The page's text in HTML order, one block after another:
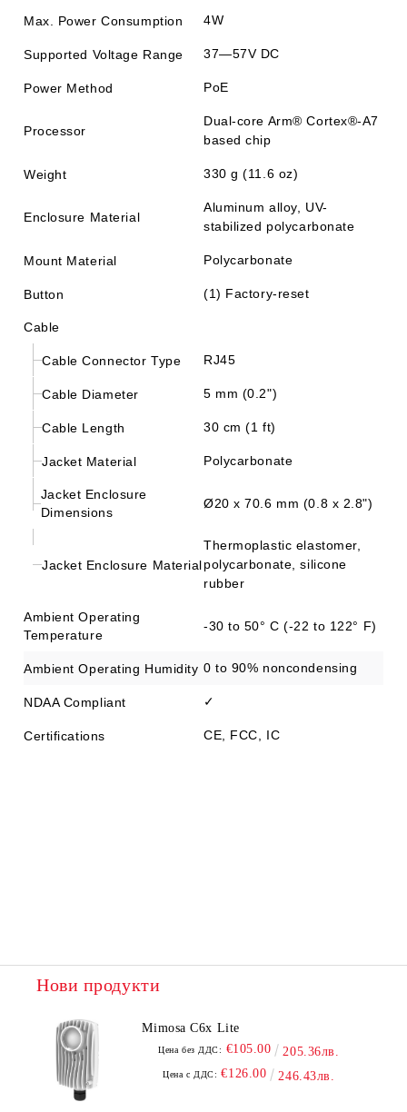
Max. Power Consumption
4W
Supported Voltage Range 37—57V DC
Power Method PoE
Processor
Dual-core Arm® Cortex®-A7
based chip
Weight 330 g (11.6 oz)
Enclosure Material
Aluminum alloy, UV-
stabilized polycarbonate
Mount Material Polycarbonate
Button (1) Factory-reset
Cable
Cable Connector Type RJ45
Cable Diameter 5 mm (0.2")
Cable Length 30 cm (1 ft)
Jacket Material Polycarbonate
Jacket Enclosure
Dimensions
Ø20 x 70.6 mm (0.8 x 2.8")
Jacket Enclosure Material
Thermoplastic elastomer,
polycarbonate, silicone
rubber
Ambient Operating
Temperature
-30 to 50° C (-22 to 122° F)
Ambient Operating Humidity 0 to 90% noncondensing
NDAA Compliant ✓
Certifications CE, FCC, IC
Нови продукти
Mimosa C6x Lite
Цена без ДДС: €105.00 205.36лв.
Цена с ДДС: €126.00 246.43лв.